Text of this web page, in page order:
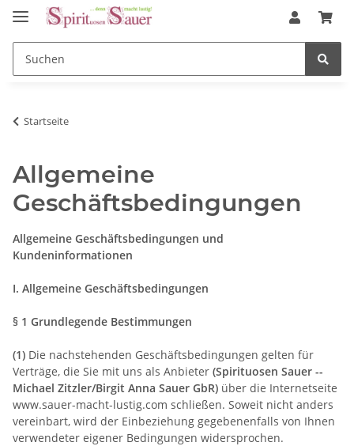
Startseite
Allgemeine
Geschäftsbedingungen
Allgemeine Geschäftsbedingungen und
Kundeninformationen
I. Allgemeine Geschäftsbedingungen
§ 1 Grundlegende Bestimmungen
(1) Die nachstehenden Geschäftsbedingungen gelten für
Verträge, die Sie mit uns als Anbieter (Spirituosen Sauer --
Michael Zitzler/Birgit Anna Sauer GbR) über die Internetseite
www.sauer-macht-lustig.com schließen. Soweit nicht anders
vereinbart, wird der Einbeziehung gegebenenfalls von Ihnen
verwendeter eigener Bedingungen widersprochen.